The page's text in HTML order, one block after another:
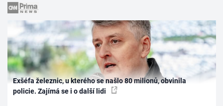
Exšéfa železnic, u kterého se našlo 80 milionů, obvinila
policie. Zajímá se i o další lidi